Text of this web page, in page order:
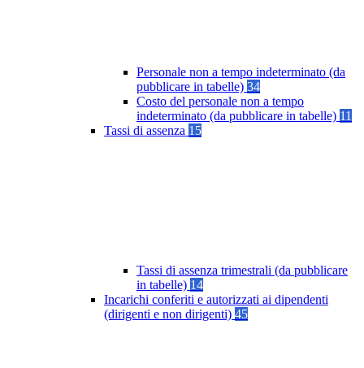
Personale non a tempo indeterminato (da
pubblicare in tabelle) 34
Costo del personale non a tempo
indeterminato (da pubblicare in tabelle) 11
Tassi di assenza 15
Tassi di assenza trimestrali (da pubblicare
in tabelle) 14
Incarichi conferiti e autorizzati ai dipendenti
(dirigenti e non dirigenti) 45